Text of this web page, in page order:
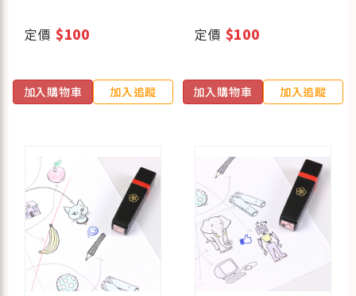
定價 $100
加入購物車 加入追蹤
定價 $100
加入購物車 加入追蹤